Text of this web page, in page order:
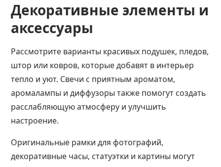
Декоративные элементы и
аксессуары
Рассмотрите варианты красивых подушек, пледов,
штор или ковров, которые добавят в интерьер
тепло и уют. Свечи с приятным ароматом,
аромалампы и диффузоры также помогут создать
расслабляющую атмосферу и улучшить
настроение.
Оригинальные рамки для фотографий,
декоративные часы, статуэтки и картины могут